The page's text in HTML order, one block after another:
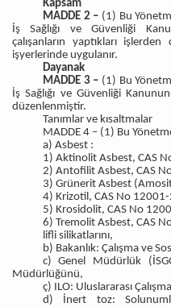
Kapsam
MADDE 2 – (1) Bu
İş Sağlığı ve Güvenliği
çalışanların yaptıkları
işyerlerinde uygulanır.
Dayanak
MADDE 3 – (1) Bu
İş Sağlığı ve Güvenliği
düzenlenmiştir.
Tanımlar ve kısaltmalar
MADDE 4 – (1) Bu
a) Asbest :
1) Aktinolit Asbest, CAS
2) Antofilit Asbest, CAS
3) Grünerit Asbest
4) Krizotil, CAS No
5) Krosidolit, CAS No
6) Tremolit Asbest, CAS
lifli silikatlarını,
b) Bakanlık: Çalışma ve
c) Genel Müdürlük
Müdürlüğünü,
ç) ILO: Uluslararası
d) İnert toz: